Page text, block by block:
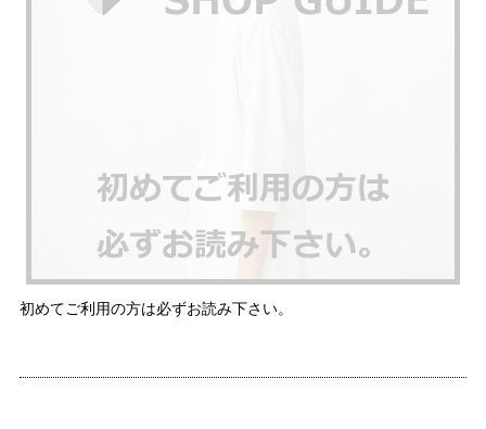
初めてご利用の方は必ずお読み下さい。